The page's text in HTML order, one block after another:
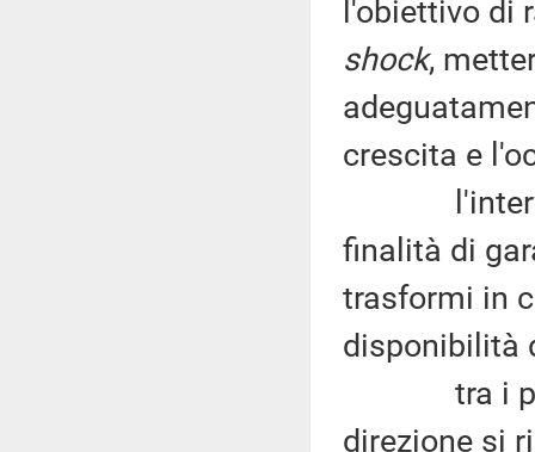
l'obiettivo di
shock,
crescita e
finalità di
trasformi in
disponibilità
tra i
direzione si